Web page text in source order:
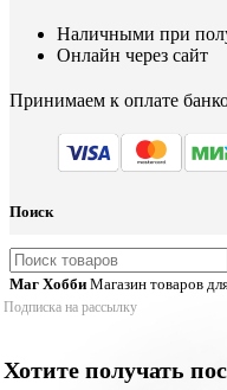
Наличными при
Онлайн через сайт
Принимаем к оплате
Поиск
Маг Хобби Магазин товаров
Подписка на рассылку
Хотите получать